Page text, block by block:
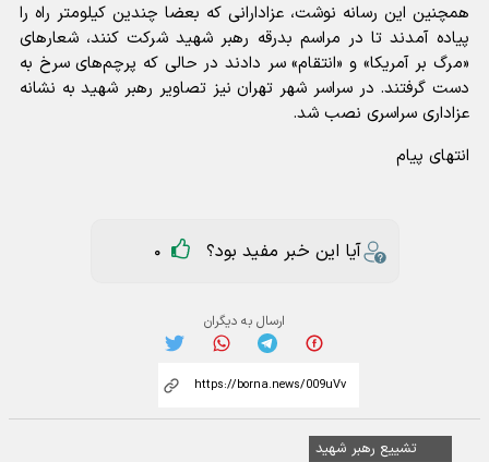
همچنین این رسانه نوشت، عزادارانی که بعضا چندین کیلومتر راه را
پیاده آمدند تا در مراسم بدرقه رهبر شهید شرکت کنند، شعارهای
«مرگ بر آمریکا» و «انتقام» سر دادند در حالی که پرچم‌های سرخ به
دست گرفتند. در سراسر شهر تهران نیز تصاویر رهبر شهید به نشانه
عزاداری سراسری نصب شد.
انتهای پیام
آیا این خبر مفید بود؟ 0
ارسال به دیگران
تشییع رهبر شهید